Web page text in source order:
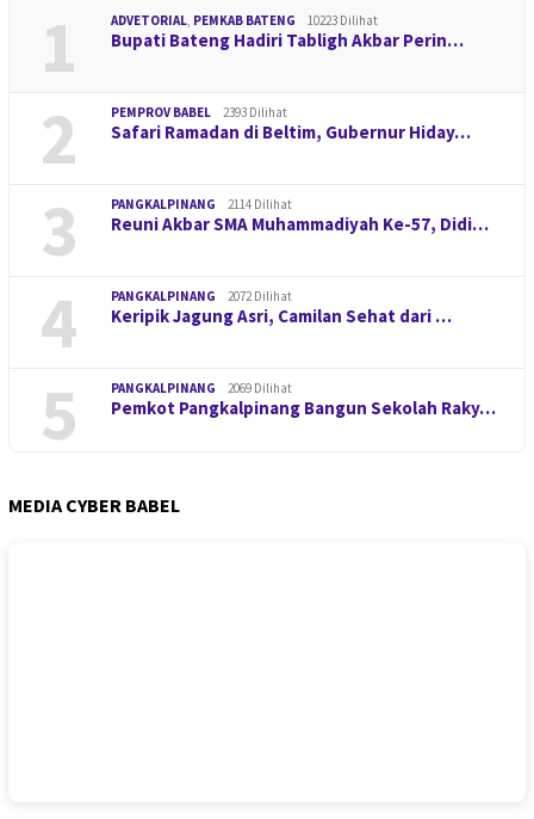
1 ADVETORIAL, PEMKAB BATENG 10223 Dilihat
Bupati Bateng Hadiri Tabligh Akbar Perin…
2 PEMPROV BABEL 2393 Dilihat
Safari Ramadan di Beltim, Gubernur Hiday…
3 PANGKALPINANG 2114 Dilihat
Reuni Akbar SMA Muhammadiyah Ke-57, Didi…
4 PANGKALPINANG 2072 Dilihat
Keripik Jagung Asri, Camilan Sehat dari …
5 PANGKALPINANG 2069 Dilihat
Pemkot Pangkalpinang Bangun Sekolah Raky…
MEDIA CYBER BABEL